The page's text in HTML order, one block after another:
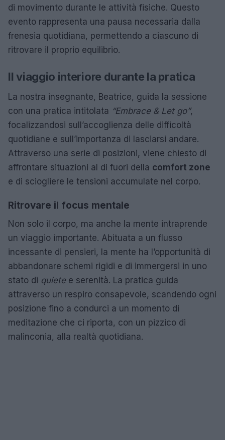
di movimento durante le attività fisiche. Questo
evento rappresenta una pausa necessaria dalla
frenesia quotidiana, permettendo a ciascuno di
ritrovare il proprio equilibrio.
Il viaggio interiore durante la pratica
La nostra insegnante, Beatrice, guida la sessione
con una pratica intitolata “Embrace & Let go”,
focalizzandosi sull’accoglienza delle difficoltà
quotidiane e sull’importanza di lasciarsi andare.
Attraverso una serie di posizioni, viene chiesto di
affrontare situazioni al di fuori della comfort zone
e di sciogliere le tensioni accumulate nel corpo.
Ritrovare il focus mentale
Non solo il corpo, ma anche la mente intraprende
un viaggio importante. Abituata a un flusso
incessante di pensieri, la mente ha l’opportunità di
abbandonare schemi rigidi e di immergersi in uno
stato di quietee serenità. La pratica guida
attraverso un respiro consapevole, scandendo ogni
posizione fino a condurci a un momento di
meditazione che ci riporta, con un pizzico di
malinconia, alla realtà quotidiana.